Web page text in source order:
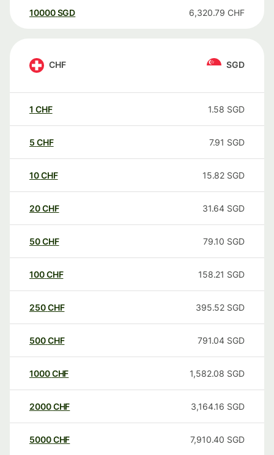
10000 SGD 6,320.79 CHF
CHF SGD
1 CHF 1.58 SGD
5 CHF 7.91 SGD
10CHF 15.82 SGD
20CHF 31.64 SGD
50CHF 79.10 SGD
100CHF 158.21 SGD
250CHF 395.52 SGD
500CHF 791.04 SGD
1000CHF 1,582.08 SGD
2000CHF 3,164.16 SGD
5000CHF 7,910.40 SGD